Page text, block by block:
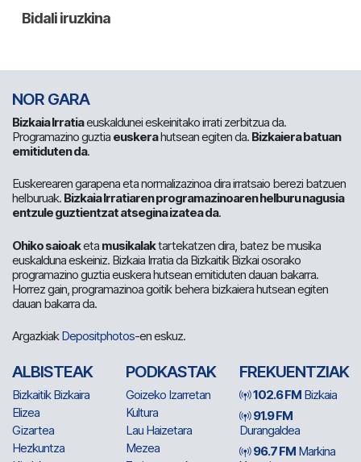
NOR GARA
Bizkaia Irratiaeuskaldunei eskeinitako irrati zerbitzua da.
Programazino guztia euskerahutsean egiten da. Bizkaiera batuan
emitiduten da.
Euskerearen garapena eta normalizazinoa dira irratsaio berezi batzuen
helburuak. Bizkaia Irratiaren programazinoaren helburu nagusia
entzule guztientzat atsegina izatea da.
Ohiko saioaketa musikalaktartekatzen dira, batez be musika
euskalduna eskeiniz. Bizkaia Irratia da Bizkaitik Bizkai osorako
programazino guztia euskera hutsean emitiduten dauan bakarra.
Horrez gain, programazinoa goitik behera bizkaiera hutsean egiten
dauan bakarra da.
ArgazkiakDepositphotos-en eskuz.
ALBISTEAK
Bizkaitik Bizkaira
Elizea
Gizartea
Hezkuntza
PODKASTAK
Goizeko Izarretan
Kultura
Lau Haizetara
Mezea
FREKUENTZIAK
102.6 FM Bizkaia
91.9 FM
Durangaldea
96.7 FM Markina